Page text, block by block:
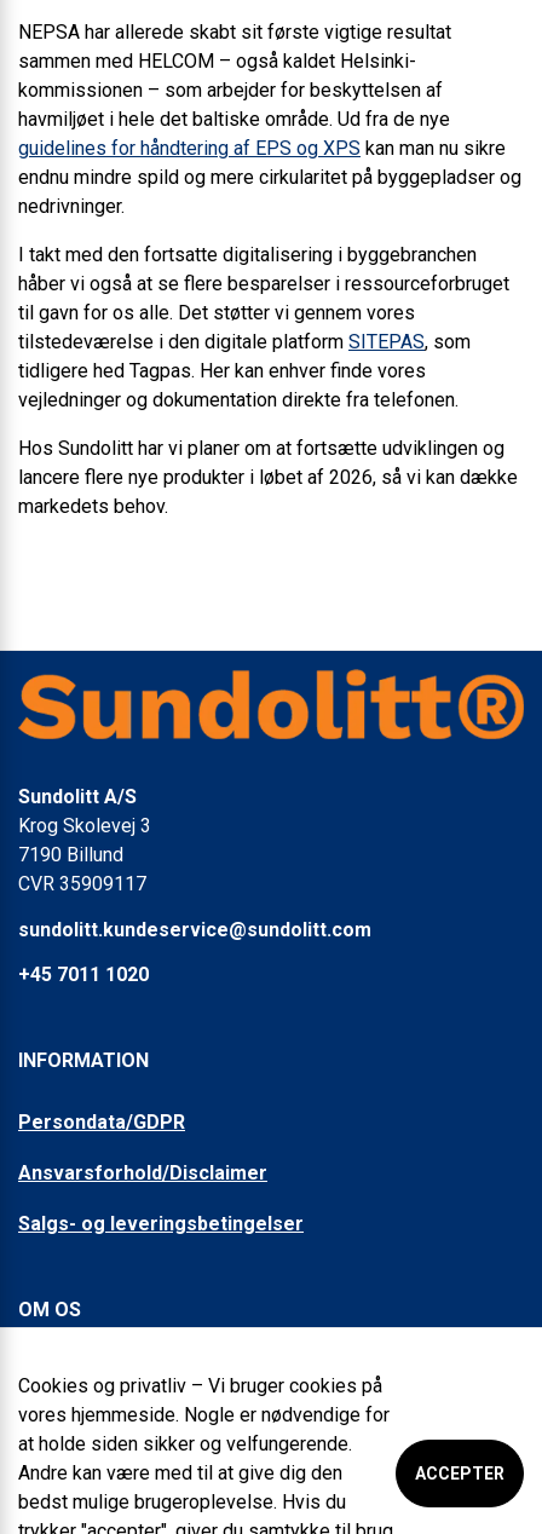
NEPSA har allerede skabt sit første vigtige resultat
sammen med HELCOM – også kaldet Helsinki-
kommissionen – som arbejder for beskyttelsen af
havmiljøet i hele det baltiske område. Ud fra de nye
guidelines for håndtering af EPS og XPS kan man nu sikre
endnu mindre spild og mere cirkularitet på byggepladser og
nedrivninger.
I takt med den fortsatte digitalisering i byggebranchen
håber vi også at se flere besparelser i ressourceforbruget
til gavn for os alle. Det støtter vi gennem vores
tilstedeværelse i den digitale platform SITEPAS, som
tidligere hed Tagpas. Her kan enhver finde vores
vejledninger og dokumentation direkte fra telefonen.
Hos Sundolitt har vi planer om at fortsætte udviklingen og
lancere flere nye produkter i løbet af 2026, så vi kan dække
markedets behov.
Sundolitt A/S
Krog Skolevej 3
7190 Billund
CVR 35909117
sundolitt.kundeservice@sundolitt.com
+45 7011 1020
INFORMATION
Persondata/GDPR
Ansvarsforhold/Disclaimer
Salgs- og leveringsbetingelser
OM OS
Kvalitet og certificeringer
Presse
Whistleblower
Cookies og privatliv – Vi bruger cookies på
vores hjemmeside. Nogle er nødvendige for
at holde siden sikker og velfungerende.
Andre kan være med til at give dig den
bedst mulige brugeroplevelse. Hvis du
ACCEPTER